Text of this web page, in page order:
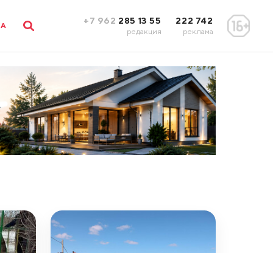
+7 962 285 13 55
редакция
222 742
реклама